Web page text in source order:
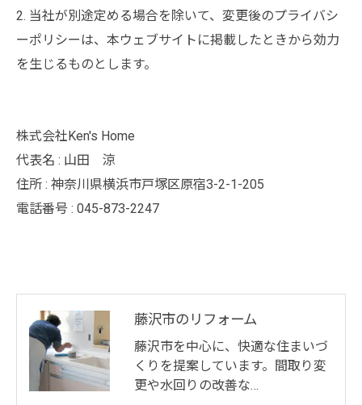
2. 当社が別途定める場合を除いて、変更後のプライバシ
ーポリシーは、本ウェブサイトに掲載したときから効力
を生じるものとします。
株式会社Ken's Home
代表名 : 山田 涼
住所 : 神奈川県横浜市戸塚区原宿3-2-1-205
電話番号 : 045-873-2247
藤沢市のリフォーム
藤沢市を中心に、快適な住まいづ
くりを提案しています。間取り変
更や水回りの改善な…